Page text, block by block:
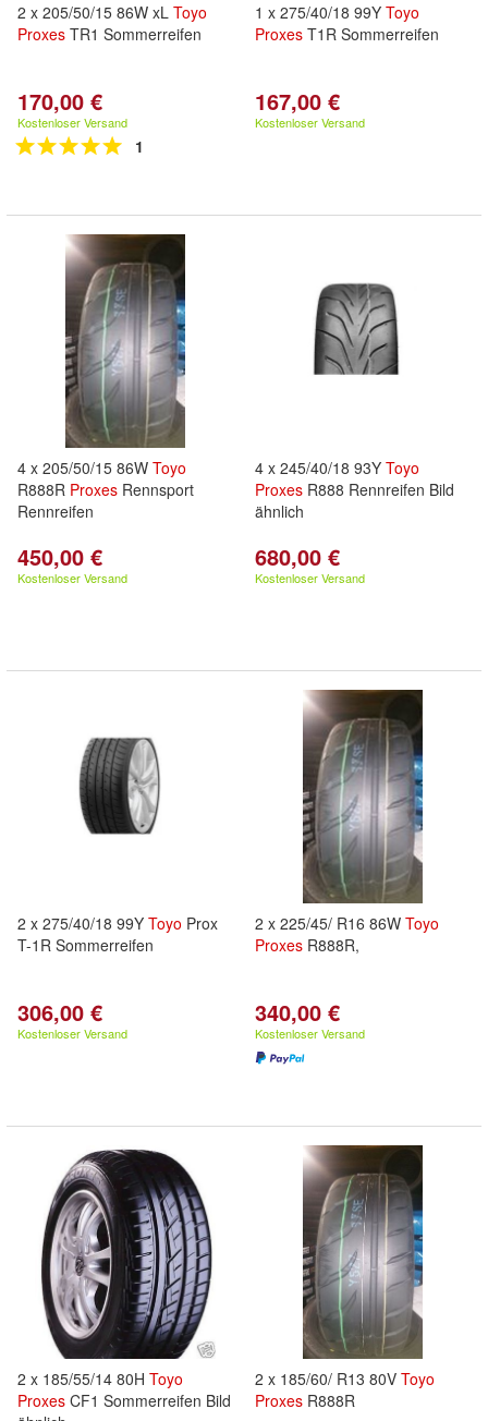
2 x 205/50/15 86W xL Toyo
Proxes TR1 Sommerreifen
170,00 €
Kostenloser Versand
1
1 x 275/40/18 99Y Toyo
Proxes T1R Sommerreifen
167,00 €
Kostenloser Versand
4 x 205/50/15 86W Toyo
R888R Proxes Rennsport
Rennreifen
450,00 €
Kostenloser Versand
4 x 245/40/18 93Y Toyo
Proxes R888 Rennreifen Bild
ähnlich
680,00 €
Kostenloser Versand
2 x 275/40/18 99Y Toyo Prox
T-1R Sommerreifen
306,00 €
Kostenloser Versand
2 x 225/45/ R16 86W Toyo
Proxes R888R,
340,00 €
Kostenloser Versand
2 x 185/55/14 80H Toyo
Proxes CF1 Sommerreifen Bild
2 x 185/60/ R13 80V Toyo
Proxes R888R